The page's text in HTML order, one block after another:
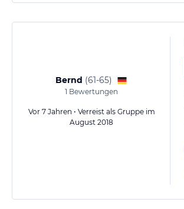
Bernd (61-65)
1 Bewertungen
Vor 7 Jahren • Verreist als Gruppe im
August 2018